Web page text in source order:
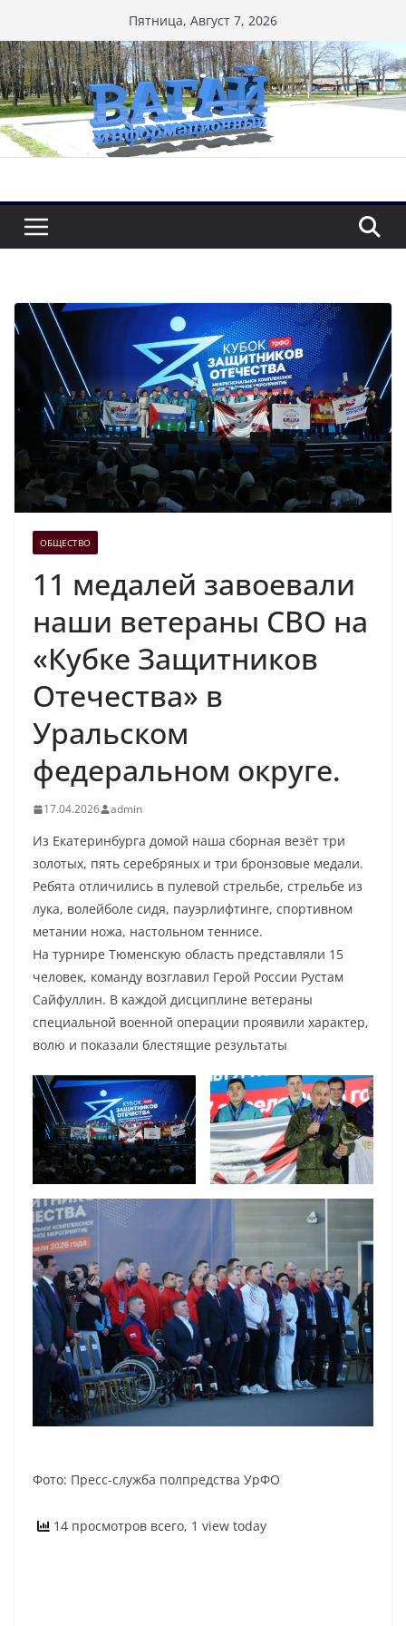
к
содержимому
Пятница, Август 7, 2026
ОБЩЕСТВО
11 медалей завоевали
наши ветераны СВО на
«Кубке Защитников
Отечества» в
Уральском
федеральном округе.
17.04.2026 admin
Из Екатеринбурга домой наша сборная везёт три
золотых, пять серебряных и три бронзовые медали.
Ребята отличились в пулевой стрельбе, стрельбе из
лука, волейболе сидя, пауэрлифтинге, спортивном
метании ножа, настольном теннисе.
На турнире Тюменскую область представляли 15
человек, команду возглавил Герой России Рустам
Сайфуллин. В каждой дисциплине ветераны
специальной военной операции проявили характер,
волю и показали блестящие результаты
Фото: Пресс-служба полпредства УрФО
14 просмотров всего, 1 view today